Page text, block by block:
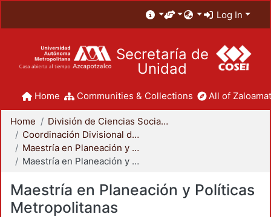
Log In
Secretaría de
Unidad
Home Communities & Collections All of
Home
División de Ciencias Sociales y Humanidades
Coordinación Divisional de Posgrado
Maestría en Planeación y Políticas Metropolitanas
Maestría en Planeación y Políticas Metropolitanas
Maestría en Planeación y Políticas
Metropolitanas